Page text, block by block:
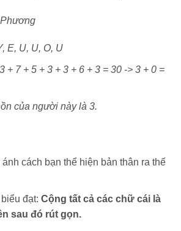
E, U, U, O, U
+ 7 + 5 + 3 + 3 + 6 + 3 = 30 -> 3 + 0 =
của người này là 3.
cách bạn thể hiện bản thân ra thế
đạt: Cộng tất cả các chữ cái là
sau đó rút gọn.